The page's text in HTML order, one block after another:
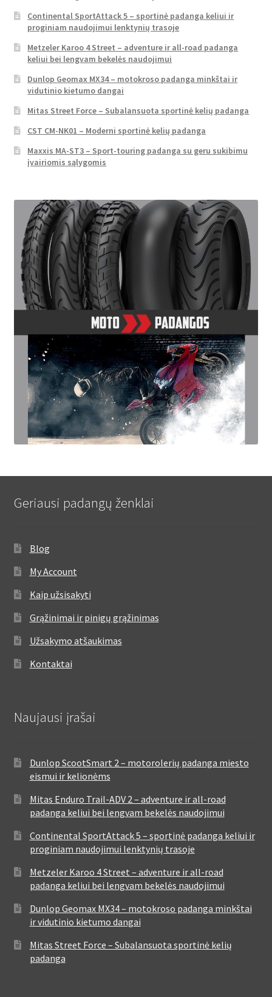
Continental SportAttack 5 – sportinė padanga keliui ir
proginiam naudojimui lenktynių trasoje
Metzeler Karoo 4 Street – adventure ir all-road padanga
keliui bei lengvam bekelės naudojimui
Dunlop Geomax MX34 – motokroso padanga minkštai ir
vidutinio kietumo dangai
Mitas Street Force – Subalansuota sportinė kelių padanga
CST CM-NK01 – Moderni sportinė kelių padanga
Maxxis MA-ST3 – Sport-touring padanga su geru sukibimu
įvairiomis sąlygomis
Geriausi padangų ženklai
Blog
My Account
Kaip užsisakyti
Grąžinimai ir pinigų grąžinimas
Užsakymo atšaukimas
Kontaktai
Naujausi įrašai
Dunlop ScootSmart 2 – motorolerių padanga miesto
eismui ir kelionėms
Mitas Enduro Trail-ADV 2 – adventure ir all-road
padanga keliui bei lengvam bekelės naudojimui
Continental SportAttack 5 – sportinė padanga keliui ir
proginiam naudojimui lenktynių trasoje
Metzeler Karoo 4 Street – adventure ir all-road
padanga keliui bei lengvam bekelės naudojimui
Dunlop Geomax MX34 – motokroso padanga minkštai
ir vidutinio kietumo dangai
Mitas Street Force – Subalansuota sportinė kelių
padanga